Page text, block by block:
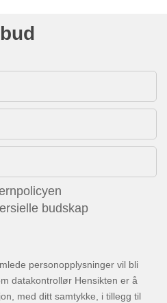
budskap
personopplysninger vil bli
datakontrollør Hensikten er å
med ditt samtykke, i tillegg til